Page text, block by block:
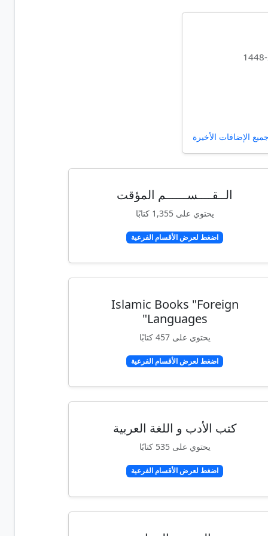
الإضافات الأخيرة
الــقــــســــــم المؤقت
يحتوي على 1,355 كتابًا
اضغط لعرض الأقسام الفرعية
Islamic Books "Foreign
Languages"
يحتوي على 457 كتابًا
اضغط لعرض الأقسام الفرعية
كتب الأدب و اللغة العربية
يحتوي على 535 كتابًا
اضغط لعرض الأقسام الفرعية